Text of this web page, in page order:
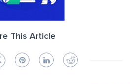
This Article